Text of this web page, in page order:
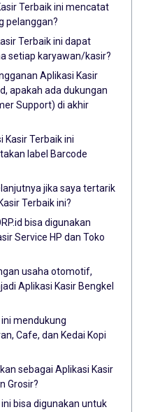
Terbaik ini mencatat
pelanggan?
Terbaik ini dapat
setiap karyawan/kasir?
Aplikasi Kasir
apakah ada dukungan
Support) di akhir
Kasir Terbaik ini
label Barcode
jika saya tertarik
Terbaik ini?
bisa digunakan
Service HP dan Toko
usaha otomotif,
Aplikasi Kasir Bengkel
mendukung
Cafe, dan Kedai Kopi
sebagai Aplikasi Kasir
Grosir?
bisa digunakan untuk